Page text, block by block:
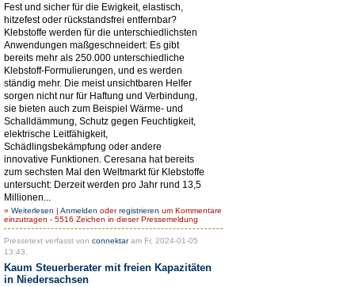
Fest und sicher für die Ewigkeit, elastisch,
hitzefest oder rückstandsfrei entfernbar?
Klebstoffe werden für die unterschiedlichsten
Anwendungen maßgeschneidert: Es gibt
bereits mehr als 250.000 unterschiedliche
Klebstoff-Formulierungen, und es werden
ständig mehr. Die meist unsichtbaren Helfer
sorgen nicht nur für Haftung und Verbindung,
sie bieten auch zum Beispiel Wärme- und
Schalldämmung, Schutz gegen Feuchtigkeit,
elektrische Leitfähigkeit,
Schädlingsbekämpfung oder andere
innovative Funktionen. Ceresana hat bereits
zum sechsten Mal den Weltmarkt für Klebstoffe
untersucht: Derzeit werden pro Jahr rund 13,5
Millionen...
» Weiterlesen | Anmelden oderregistrieren um Kommentare
einzutragen - 5516 Zeichen in dieser Pressemeldung
Pressetext verfasst von connektaram Fr, 2024-01-05
13:43.
Kaum Steuerberater mit freien Kapazitäten
in Niedersachsen